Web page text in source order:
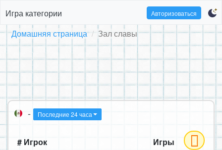
Игра категории Авторизоваться
Домашняя страница Зал славы
- Последние 24 часа
# Игрок
Игры